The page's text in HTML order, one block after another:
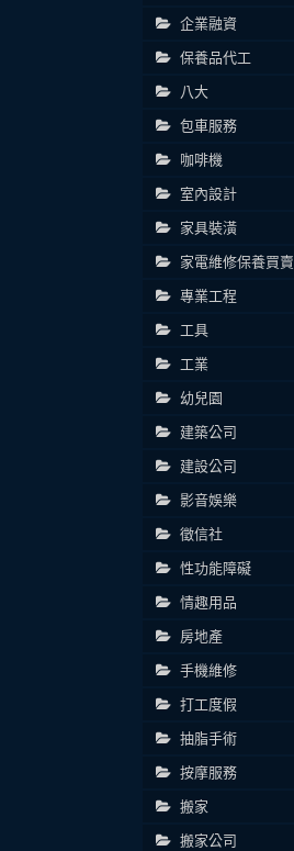
企業融資
保養品代工
八大
包車服務
咖啡機
室內設計
家具裝潢
家電維修保養買賣
專業工程
工具
工業
幼兒園
建築公司
建設公司
影音娛樂
徵信社
性功能障礙
情趣用品
房地產
手機維修
打工度假
抽脂手術
按摩服務
搬家
搬家公司